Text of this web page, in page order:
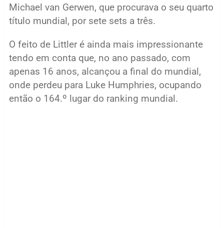
Michael van Gerwen, que procurava o seu quarto
título mundial, por sete sets a três.
O feito de Littler é ainda mais impressionante
tendo em conta que, no ano passado, com
apenas 16 anos, alcançou a final do mundial,
onde perdeu para Luke Humphries, ocupando
então o 164.º lugar do ranking mundial.